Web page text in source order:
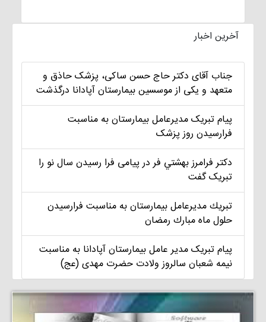
آخرین اخبار
جناب آقای دکتر حاج حسن ساکی، پزشک حاذق و
متعهد و یکی از موسسین بیمارستان آپادانا درگذشت
پیام تبریک مديرعامل بيمارستان به مناسبت
فرارسیدن روز پزشک
دکتر فرامرز بهشتي فر در پیامی فرا رسیدن سال نو را
تبریک گفت
تبريك مديرعامل بيمارستان به مناسبت فرارسيدن
حلول ماه مبارك رمضان
پیام تبریک مدير عامل بيمارستان آپادانا به مناسبت
نیمه شعبان سالروز ولادت حضرت مهدی (عج)